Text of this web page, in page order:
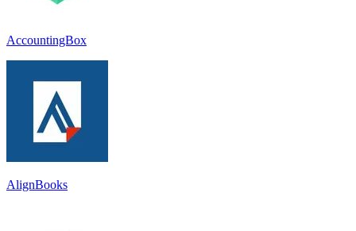
AccountingBox
AlignBooks